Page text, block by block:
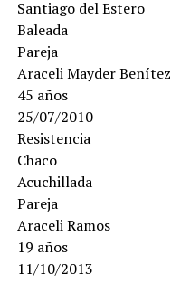
Santiago del Estero
Baleada
Pareja
Araceli Mayder Benítez
45 años
25/07/2010
Resistencia
Chaco
Acuchillada
Pareja
Araceli Ramos
19 años
11/10/2013